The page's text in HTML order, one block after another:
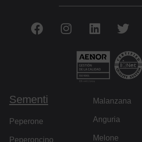
Sementi
Peperone
Peperoncino
Malanzana
Anguria
Melone